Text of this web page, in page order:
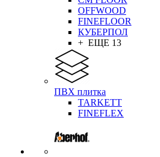
OFFWOOD
FINEFLOOR
КУБЕРПОЛ
+ ЕЩЕ 13
ПВХ плитка
TARKETT
FINEFLEX